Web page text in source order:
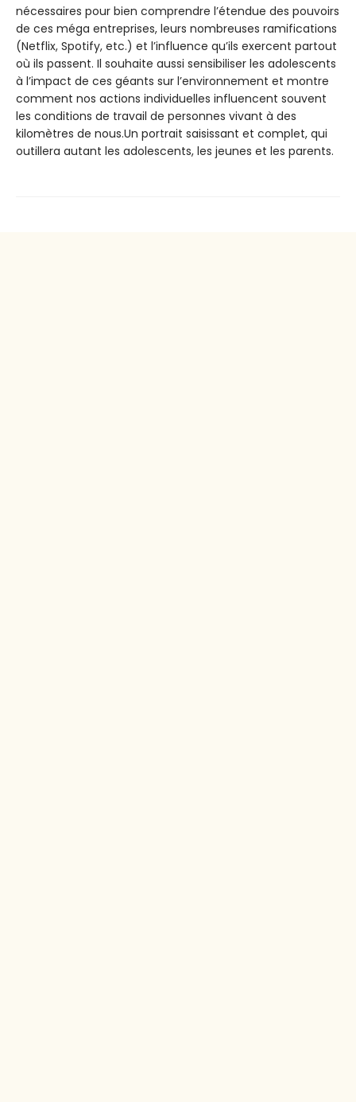
nécessaires pour bien comprendre l’étendue des pouvoirs
de ces méga entreprises, leurs nombreuses ramifications
(Netflix, Spotify, etc.) et l’influence qu’ils exercent partout
où ils passent. Il souhaite aussi sensibiliser les adolescents
à l’impact de ces géants sur l’environnement et montre
comment nos actions individuelles influencent souvent
les conditions de travail de personnes vivant à des
kilomètres de nous.Un portrait saisissant et complet, qui
outillera autant les adolescents, les jeunes et les parents.